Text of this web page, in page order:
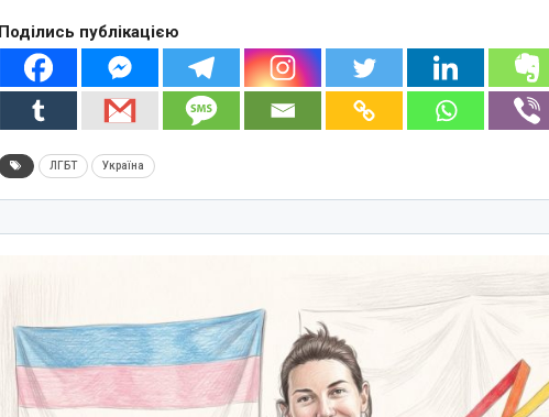
Поділись публікацією
ЛГБТ Україна